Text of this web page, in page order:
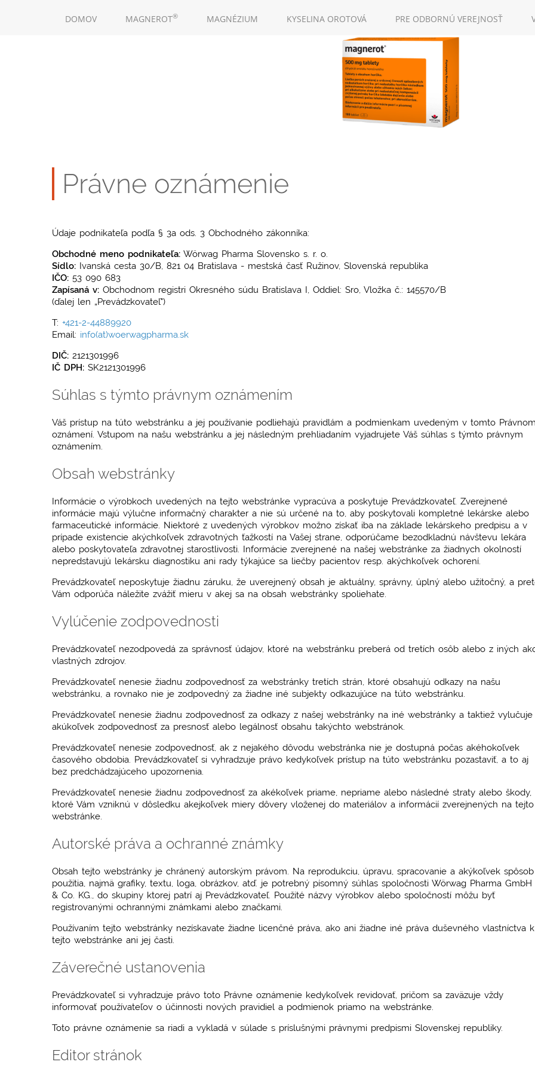
DOMOV MAGNEROT® MAGNÉZIUM KYSELINA OROTOVÁ PRE ODBORNÚ VEREJNOSŤ
Právne oznámenie
Údaje podnikateľa podľa § 3a ods. 3 Obchodného zákonníka:
Obchodné meno podnikateľa: Wörwag Pharma Slovensko s. r. o.
Sídlo: Ivanská cesta 30/B, 821 04 Bratislava - mestská časť Ružinov, Slovenská republika
IČO: 53 090 683
Zapísaná v: Obchodnom registri Okresného súdu Bratislava I, Oddiel: Sro, Vložka č.: 145570/B
(ďalej len „Prevádzkovateľ")
T: +421-2-44889920
Email: info(at)woerwagpharma.sk
DIČ: 2121301996
IČ DPH: SK2121301996
Súhlas s týmto právnym oznámením
Váš prístup na túto webstránku a jej používanie podliehajú pravidlám a podmienkam uvedeným v tomto
oznámení. Vstupom na našu webstránku a jej následným prehliadaním vyjadrujete Váš súhlas s týmto právnym
oznámením.
Obsah webstránky
Informácie o výrobkoch uvedených na tejto webstránke vypracúva a poskytuje Prevádzkovateľ. Zverejnené
informácie majú výlučne informačný charakter a nie sú určené na to, aby poskytovali kompletné lekárske alebo
farmaceutické informácie. Niektoré z uvedených výrobkov možno získať iba na základe lekárskeho predpisu a v
prípade existencie akýchkoľvek zdravotných ťažkostí na Vašej strane, odporúčame bezodkladnú návštevu lekára
alebo poskytovateľa zdravotnej starostlivosti. Informácie zverejnené na našej webstránke za žiadnych okolností
nepredstavujú lekársku diagnostiku ani rady týkajúce sa liečby pacientov resp. akýchkoľvek ochorení.
Prevádzkovateľ neposkytuje žiadnu záruku, že uverejnený obsah je aktuálny, správny, úplný alebo užitočný, a
Vám odporúča náležite zvážiť mieru v akej sa na obsah webstránky spoliehate.
Vylúčenie zodpovednosti
Prevádzkovateľ nezodpovedá za správnosť údajov, ktoré na webstránku preberá od tretích osôb alebo z iných
vlastných zdrojov.
Prevádzkovateľ nenesie žiadnu zodpovednosť za webstránky tretích strán, ktoré obsahujú odkazy na našu
webstránku, a rovnako nie je zodpovedný za žiadne iné subjekty odkazujúce na túto webstránku.
Prevádzkovateľ nenesie žiadnu zodpovednosť za odkazy z našej webstránky na iné webstránky a taktiež vylučuje
akúkoľvek zodpovednosť za presnosť alebo legálnosť obsahu takýchto webstránok.
Prevádzkovateľ nenesie zodpovednosť, ak z nejakého dôvodu webstránka nie je dostupná počas akéhokoľvek
časového obdobia. Prevádzkovateľ si vyhradzuje právo kedykoľvek prístup na túto webstránku pozastaviť, a to aj
bez predchádzajúceho upozornenia.
Prevádzkovateľ nenesie žiadnu zodpovednosť za akékoľvek priame, nepriame alebo následné straty alebo škody,
ktoré Vám vzniknú v dôsledku akejkoľvek miery dôvery vloženej do materiálov a informácií zverejnených na tejto
webstránke.
Autorské práva a ochranné známky
Obsah tejto webstránky je chránený autorským právom. Na reprodukciu, úpravu, spracovanie a akýkoľvek spôsob
použitia, najmä grafiky, textu, loga, obrázkov, atď. je potrebný písomný súhlas spoločnosti Wörwag Pharma GmbH
& Co. KG., do skupiny ktorej patrí aj Prevádzkovateľ. Použité názvy výrobkov alebo spoločností môžu byť
registrovanými ochrannými známkami alebo značkami.
Používaním tejto webstránky nezískavate žiadne licenčné práva, ako ani žiadne iné práva duševného vlastníctva k
tejto webstránke ani jej časti.
Záverečné ustanovenia
Prevádzkovateľ si vyhradzuje právo toto Právne oznámenie kedykoľvek revidovať, pričom sa zaväzuje vždy
informovať používateľov o účinnosti nových pravidiel a podmienok priamo na webstránke.
Toto právne oznámenie sa riadi a vykladá v súlade s príslušnými právnymi predpismi Slovenskej republiky.
Editor stránok